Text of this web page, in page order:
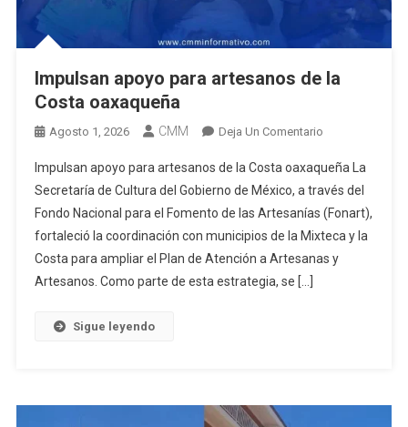
Impulsan apoyo para artesanos de la
Costa oaxaqueña
Agosto 1, 2026 CMM Deja Un ComentarioEn
Apoyo
Para
Artesanos
De
La
Impulsan apoyo para artesanos de la Costa oaxaqueña La
Secretaría de Cultura del Gobierno de México, a través del
Fondo Nacional para el Fomento de las Artesanías (Fonart),
fortaleció la coordinación con municipios de la Mixteca y la
Costa para ampliar el Plan de Atención a Artesanas y
Artesanos. Como parte de esta estrategia, se […]
Sigue leyendo